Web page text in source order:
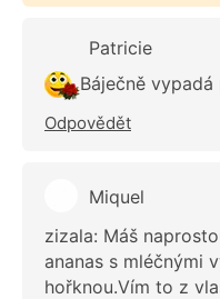
Patricie
Báječně vypadá
Odpovědět
Miquel
zizala: Máš
ananas s mléčnými
hořknou.Vím to z